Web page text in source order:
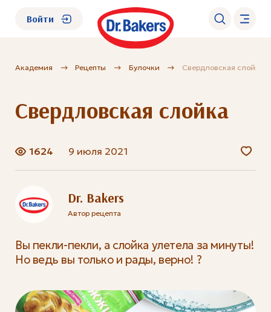
О нас
Каталог
Академия
Войти
Академия Рецепты Булочки Свердловская слойка
Свердловская слойка
1624 9 июля 2021
Dr. Bakers
Автор рецепта
Вы пекли-пекли, а слойка улетела за минуты!
Но ведь вы только и рады, верно! ?